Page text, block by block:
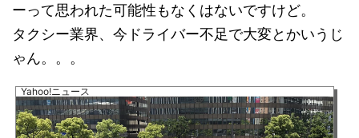
ーって思われた可能性もなくはないですけど。
タクシー業界、今ドライバー不足で大変とかいうじ
ゃん。。。
Yahoo!ニュース